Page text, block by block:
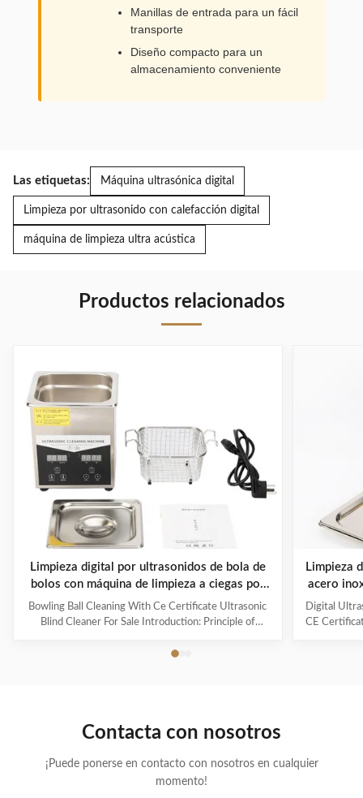
Manillas de entrada para un fácil
transporte
Diseño compacto para un
almacenamiento conveniente
Las etiquetas: Máquina ultrasónica digital
Limpieza por ultrasonido con calefacción digital
máquina de limpieza ultra acústica
Productos relacionados
Limpieza digital por ultrasonidos de bola de
bolos con máquina de limpieza a ciegas por
ultrasonidos
Bowling Ball Cleaning With Ce Certificate Ultrasonic
Blind Cleaner For Sale Introduction: Principle of
from ultrasonic generator is transformed into high
tens of thousands of tiny bubbles with diameters of
Limpieza
acero
Digital
CE
Contacta con nosotros
¡Puede ponerse en contacto con nosotros en cualquier
momento!